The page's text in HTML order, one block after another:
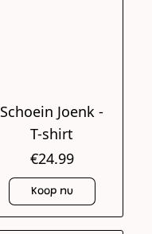
Schoein Joenk -
T-shirt
€24.99
Koop nu